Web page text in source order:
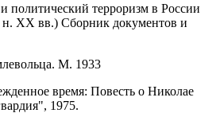
политический терроризм в России
XX вв.) Сборник документов и
М. 1933
время: Повесть о Николае
1975.